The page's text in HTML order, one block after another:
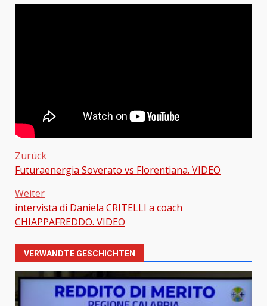
Beitragsnavigation
Zurück
Futuraenergia Soverato vs Florentiana. VIDEO
Weiter
intervista di Daniela CRITELLI a coach
CHIAPPAFREDDO. VIDEO
VERWANDTE GESCHICHTEN